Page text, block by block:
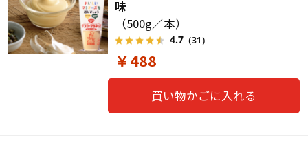
味
（500g／本）
4.7（31）
￥488
買い物かごに入れる